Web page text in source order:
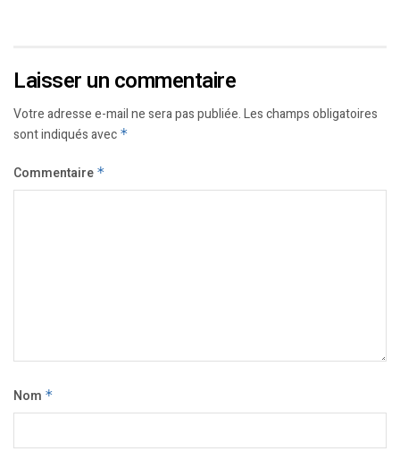
Laisser un commentaire
Votre adresse e-mail ne sera pas publiée.Les champs obligatoires
sont indiqués avec *
Commentaire *
Nom *